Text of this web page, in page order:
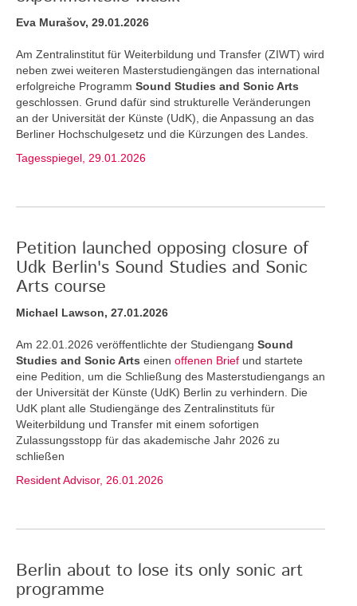
Eva Murašov, 29.01.2026
Am Zentralinstitut für Weiterbildung und Transfer (ZIWT) wird
neben zwei weiteren Masterstudiengängen das international
erfolgreiche Programm Sound Studies and Sonic Arts
geschlossen. Grund dafür sind strukturelle Veränderungen
an der Universität der Künste (UdK), die Anpassung an das
Berliner Hochschulgesetz und die Kürzungen des Landes.
Tagesspiegel, 29.01.2026
Petition launched opposing closure of
Udk Berlin's Sound Studies and Sonic
Arts course
Michael Lawson, 27.01.2026
Am 22.01.2026 veröffentlichte der Studiengang Sound
Studies and Sonic Arts einen offenen Brief und startete
eine Pedition, um die Schließung des Masterstudiengangs an
der Universität der Künste (UdK) Berlin zu verhindern. Die
UdK plant alle Studiengänge des Zentralinstituts für
Weiterbildung und Transfer mit einem sofortigen
Zulassungsstopp für das akademische Jahr 2026 zu
schließen
Resident Advisor, 26.01.2026
Berlin about to lose its only sonic art
programme